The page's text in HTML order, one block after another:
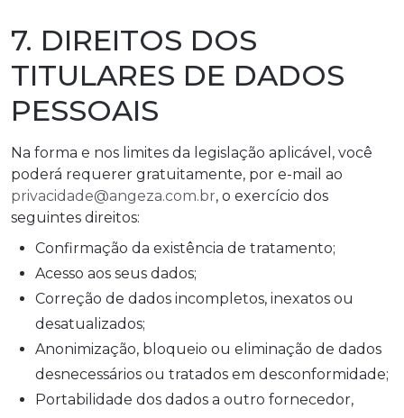
7. DIREITOS DOS
TITULARES DE DADOS
PESSOAIS
Na forma e nos limites da legislação aplicável, você
poderá requerer gratuitamente, por e-mail ao
privacidade@angeza.com.br, o exercício dos
seguintes direitos:
Confirmação da existência de tratamento;
Acesso aos seus dados;
Correção de dados incompletos, inexatos ou
desatualizados;
Anonimização, bloqueio ou eliminação de dados
desnecessários ou tratados em desconformidade;
Portabilidade dos dados a outro fornecedor,